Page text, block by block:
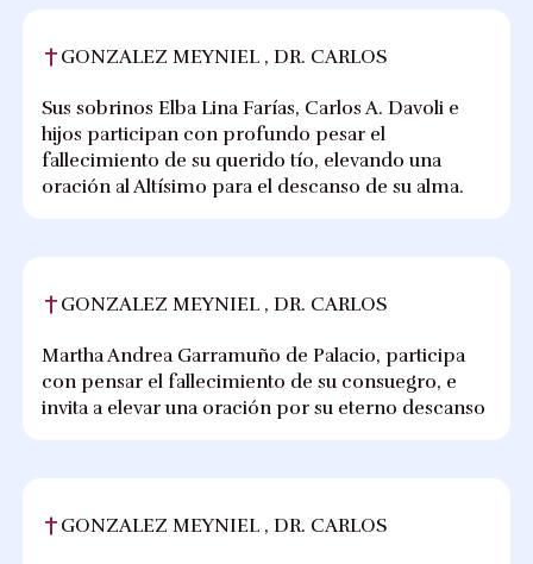
GONZALEZ MEYNIEL , DR. CARLOS
Sus sobrinos Elba Lina Farías, Carlos A. Davoli e
hijos participan con profundo pesar el
fallecimiento de su querido tío, elevando una
oración al Altísimo para el descanso de su alma.
GONZALEZ MEYNIEL , DR. CARLOS
Martha Andrea Garramuño de Palacio, participa
con pensar el fallecimiento de su consuegro, e
invita a elevar una oración por su eterno descanso
GONZALEZ MEYNIEL , DR. CARLOS